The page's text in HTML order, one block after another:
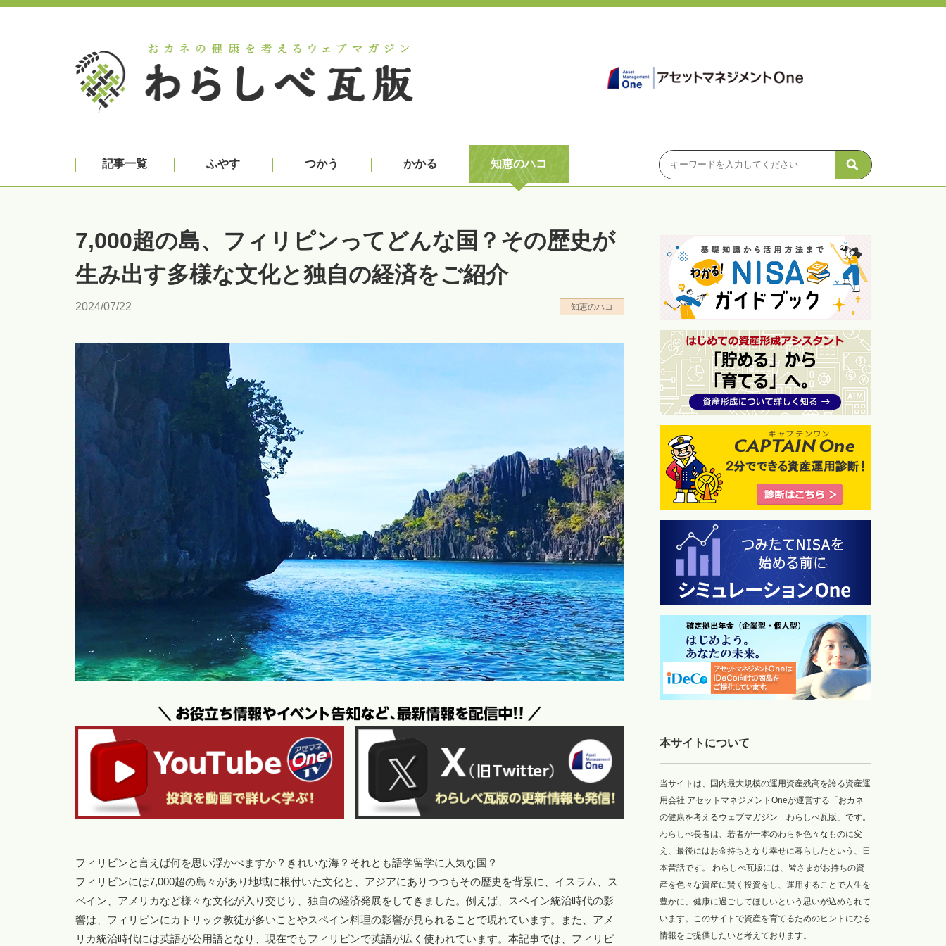
記事一覧 ふやす つかう かかる 知恵のハコ
7,000超の島、フィリピンってどんな国？その歴史が
生み出す多様な文化と独自の経済をご紹介
2024/07/22 知恵のハコ
フィリピンと言えば何を思い浮かべますか？きれいな海？それとも語学留学に人気な国？
フィリピンには7,000超の島々があり地域に根付いた文化と、アジアにありつつもその歴史を背景に、イスラム、ス
ペイン、アメリカなど様々な文化が入り交じり、独自の経済発展をしてきました。例えば、スペイン統治時代の影
響は、フィリピンにカトリック教徒が多いことやスペイン料理の影響が見られることで現れています。また、アメ
リカ統治時代には英語が公用語となり、現在でもフィリピンで英語が広く使われています。本記事では、フィリピ
本サイトについて
当サイトは、国内最大規模の運用資産残高を誇る資産運
用会社 アセットマネジメントOneが運営する「おカネ
の健康を考えるウェブマガジン わらしべ瓦版」です。
わらしべ長者は、若者が一本のわらを色々なものに変
え、最後にはお金持ちとなり幸せに暮らしたという、日
本昔話です。 わらしべ瓦版には、皆さまがお持ちの資
産を色々な資産に賢く投資をし、運用することで人生を
豊かに、健康に過ごしてほしいという思いが込められて
います。このサイトで資産を育てるためのヒントになる
情報をご提供したいと考えております。